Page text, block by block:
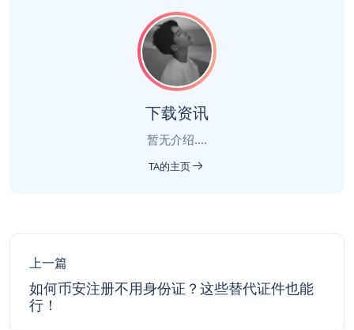
下载资讯
暂无介绍....
TA的主页
上一篇
如何币安注册不用身份证？这些替代证件也能
行！